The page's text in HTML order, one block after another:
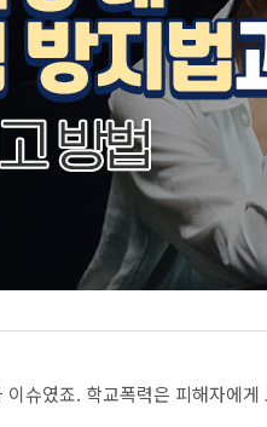
이슈였죠. 학교폭력은 피해자에